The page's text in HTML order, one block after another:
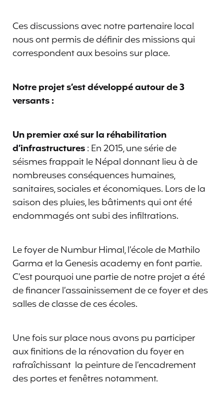
Ces discussions avec notre partenaire local
nous ont permis de définir des missions qui
correspondent aux besoins sur place.
Notre projet s’est développé autour de 3
versants :
Un premier axé sur la réhabilitation
d’infrastructures: En 2015, une série de
séismes frappait le Népal donnant lieu à de
nombreuses conséquences humaines,
sanitaires, sociales et économiques. Lors de la
saison des pluies, les bâtiments qui ont été
endommagés ont subi des infiltrations.
Le foyer de Numbur Himal, l’école de Mathilo
Garma et la Genesis academy en font partie.
C’est pourquoi une partie de notre projet a été
de financer l’assainissement de ce foyer et des
salles de classe de ces écoles.
Une fois sur place nous avons pu participer
aux finitions de la rénovation du foyer en
rafraîchissant la peinture de l’encadrement
des portes et fenêtres notamment.